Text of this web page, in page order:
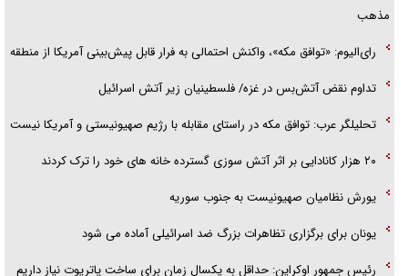
مذهب
رای‌الیوم: «توافق مکه»، واکنش احتمالی به فرار قابل پیش‌بینی آمریکا از منطقه
تداوم نقض آتش‌بس در غزه/ فلسطینیان زیر آتش اسرائیل
تحلیلگر عرب: توافق مکه در راستای مقابله با رژیم صهیونیستی و آمریکا نیست
۲۰ هزار کانادایی بر اثر آتش سوزی گسترده خانه های خود را ترک کردند
یورش نظامیان صهیونیست به جنوب سوریه
یونان برای برگزاری تظاهرات بزرگ ضد اسرائیلی آماده می‌ شود
رئیس جمهور اوکراین: حداقل به یکسال زمان برای ساخت پاتریوت نیاز داریم